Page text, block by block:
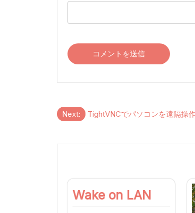
投
ビ
ゲ
Next: TightVNCでパソコンを遠隔操
Wake on LAN